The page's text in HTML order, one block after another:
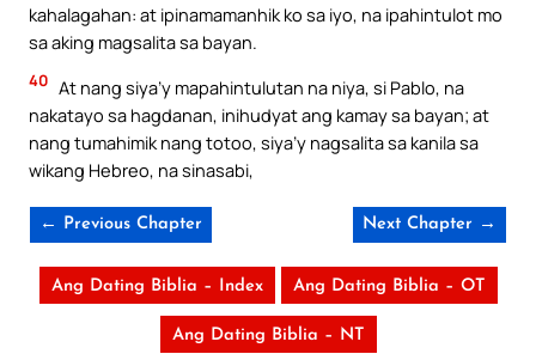
kahalagahan: at ipinamamanhik ko sa iyo, na ipahintulot mo
sa aking magsalita sa bayan.
40 At nang siya’y mapahintulutan na niya, si Pablo, na
nakatayo sa hagdanan, inihudyat ang kamay sa bayan; at
nang tumahimik nang totoo, siya’y nagsalita sa kanila sa
wikang Hebreo, na sinasabi,
← Previous Chapter Next Chapter →
Ang Dating Biblia – Index Ang Dating Biblia – OT
Ang Dating Biblia – NT